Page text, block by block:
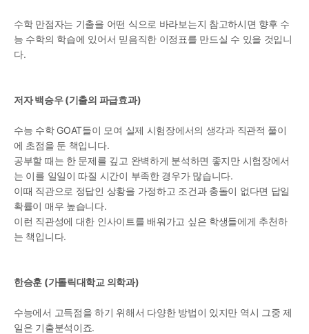
수학 만점자는 기출을 어떤 식으로 바라보는지 참고하시면 향후 수
능 수학의 학습에 있어서 믿음직한 이정표를 만드실 수 있을 것입니
다.
저자 백승우 (기출의 파급효과)
수능 수학 GOAT들이 모여 실제 시험장에서의 생각과 직관적 풀이
에 초점을 둔 책입니다.
공부할 때는 한 문제를 깊고 완벽하게 분석하면 좋지만 시험장에서
는 이를 일일이 따질 시간이 부족한 경우가 많습니다.
이때 직관으로 정답인 상황을 가정하고 조건과 충돌이 없다면 답일
확률이 매우 높습니다.
이런 직관성에 대한 인사이트를 배워가고 싶은 학생들에게 추천하
는 책입니다.
한승훈 (가톨릭대학교 의학과)
수능에서 고득점을 하기 위해서 다양한 방법이 있지만 역시 그중 제
일은 기출분석이죠.